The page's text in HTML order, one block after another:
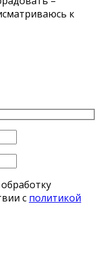
к
с политикой